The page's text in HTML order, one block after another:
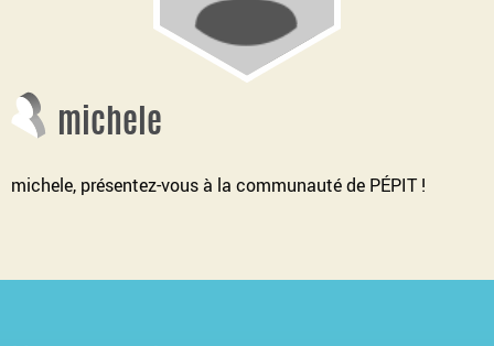
michele
michele, présentez-vous à la communauté de PÉPIT !